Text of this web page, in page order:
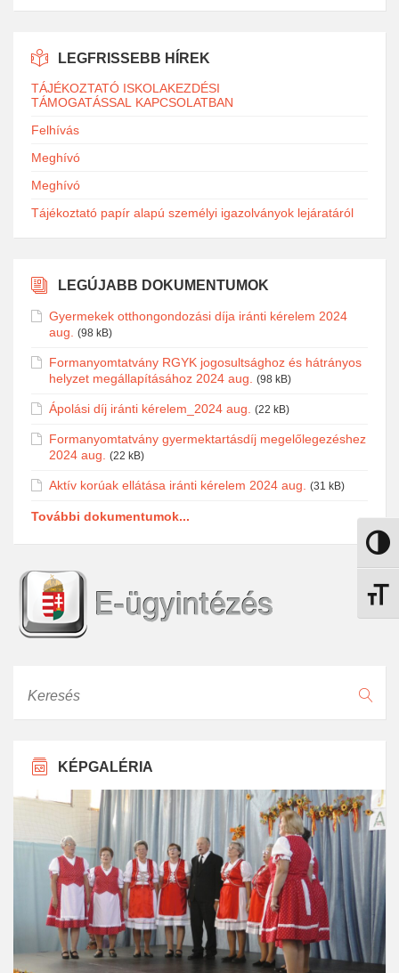
Nagy
LEGFRISSEBB HÍREK
TÁJÉKOZTATÓ ISKOLAKEZDÉSI
TÁMOGATÁSSAL KAPCSOLATBAN
Felhívás
Meghívó
Meghívó
Tájékoztató papír alapú személyi igazolványok lejáratáról
LEGÚJABB DOKUMENTUMOK
Gyermekek otthongondozási díja iránti kérelem 2024
aug.
(98 kB)
Formanyomtatvány RGYK jogosultsághoz és hátrányos
helyzet megállapításához 2024 aug.
(98 kB)
Ápolási díj iránti kérelem_2024 aug. (22 kB)
Formanyomtatvány gyermektartásdíj megelőlegezéshez
2024 aug.
(22 kB)
Aktív korúak ellátása iránti kérelem 2024 aug. (31 kB)
További dokumentumok...
KÉPGALÉRIA